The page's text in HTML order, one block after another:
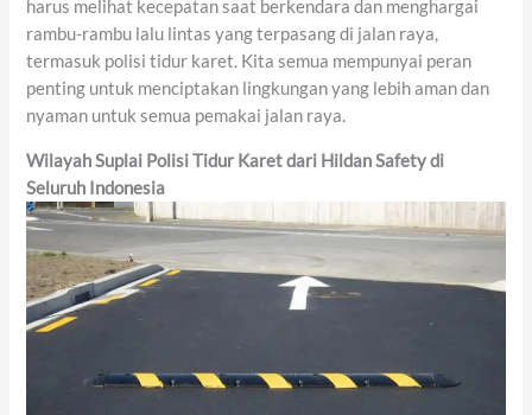
harus melihat kecepatan saat berkendara dan menghargai
rambu-rambu lalu lintas yang terpasang di jalan raya,
termasuk polisi tidur karet. Kita semua mempunyai peran
penting untuk menciptakan lingkungan yang lebih aman dan
nyaman untuk semua pemakai jalan raya.
Wilayah Suplai Polisi Tidur Karet dari Hildan Safety di
Seluruh Indonesia